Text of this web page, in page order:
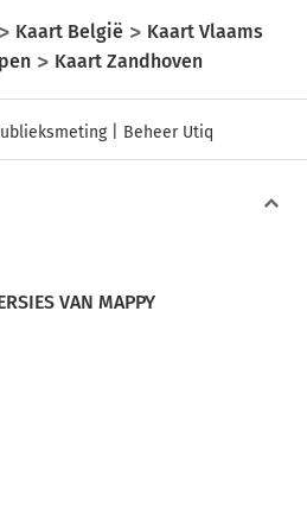
Kaart België
Kaart Vlaams
Kaart Zandhoven
| Beheer Utiq
VAN MAPPY